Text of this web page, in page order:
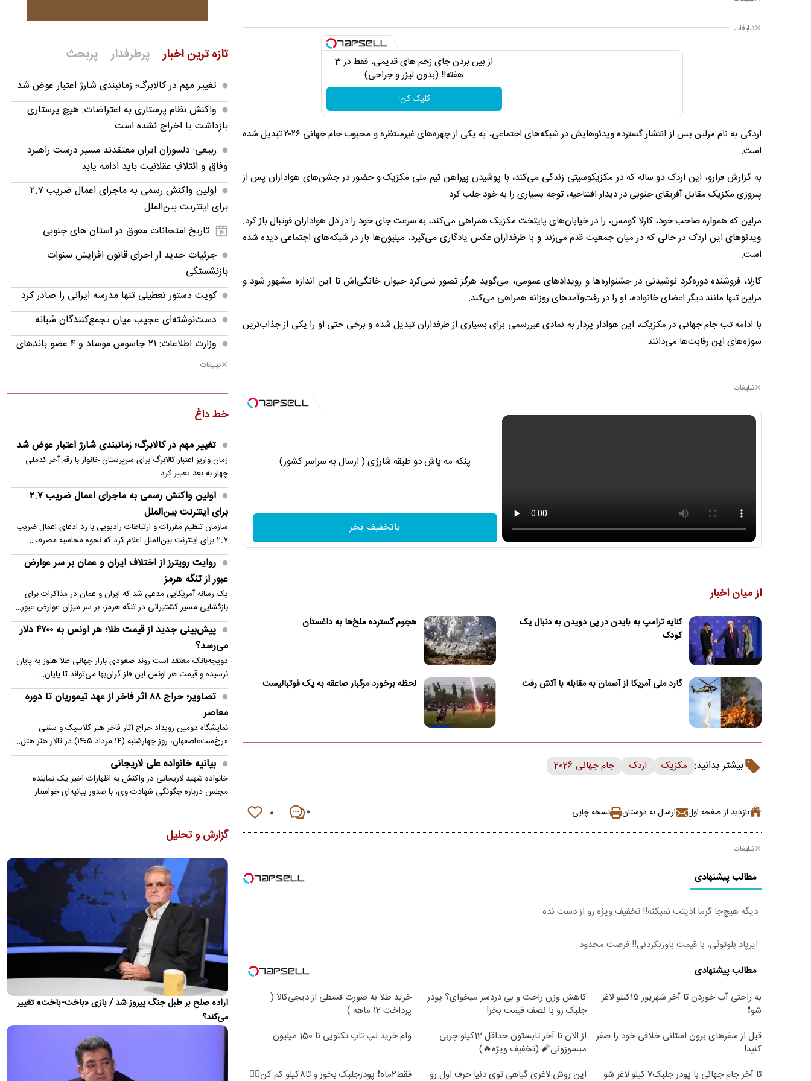
تبلیغات
از بین بردن جای زخم های قدیمی، فقط در 3
هفته!! (بدون لیزر و جراحی)
کلیک کن!
اردکی به نام مرلین پس از انتشار گسترده ویدئوهایش در شبکه‌های اجتماعی، به یکی از چهره‌های غیرمنتظره و محبوب جام جهانی ۲۰۲۶ تبدیل شده
است.
به گزارش فرارو، این اردک دو ساله که در مکزیکوسیتی زندگی می‌کند، با پوشیدن پیراهن تیم ملی مکزیک و حضور در جشن‌های هواداران پس از
پیروزی مکزیک مقابل آفریقای جنوبی در دیدار افتتاحیه، توجه بسیاری را به خود جلب کرد.
مرلین که همواره صاحب خود، کارلا گومس، را در خیابان‌های پایتخت مکزیک همراهی می‌کند، به سرعت جای خود را در دل هواداران فوتبال باز کرد.
ویدئوهای این اردک در حالی که در میان جمعیت قدم می‌زند و با طرفداران عکس یادگاری می‌گیرد، میلیون‌ها بار در شبکه‌های اجتماعی دیده شده
است.
کارلا، فروشنده دوره‌گرد نوشیدنی در جشنواره‌ها و رویدادهای عمومی، می‌گوید هرگز تصور نمی‌کرد حیوان خانگی‌اش تا این اندازه مشهور شود و
مرلین تنها مانند دیگر اعضای خانواده، او را در رفت‌وآمدهای روزانه همراهی می‌کند.
با ادامه تب جام جهانی در مکزیک، این هوادار پردار به نمادی غیررسمی برای بسیاری از طرفداران تبدیل شده و برخی حتی او را یکی از جذاب‌ترین
سوژه‌های این رقابت‌ها می‌دانند.
تبلیغات
پنکه مه پاش دو طبقه شارژی ( ارسال به سراسر کشور)
باتخفیف بخر
از میان اخبار
کنایه ترامپ به بایدن در پی دویدن به دنبال یک
کودک
هجوم گسترده ملخ‌ها به داغستان
گارد ملی آمریکا از آسمان به مقابله با آتش رفت لحظه برخورد مرگبار صاعقه به یک فوتبالیست
بیشتر بدانید: مکزیک اردک جام جهانی 2026
بازدید از صفحه اول ارسال به دوستان نسخه چاپی ۰ ۰
تبلیغات
مطالب پیشنهادی
دیگه هیچ‌جا گرما اذیتت نمیکنه!! تخفیف ویژه رو از دست نده
ایرپاد بلوتوثی، با قیمت باورنکردنی!! فرصت محدود
مطالب پیشنهادی
به راحتی آب خوردن تا آخر شهریور 15کیلو لاغر
شو❗
کاهش وزن راحت و بی دردسر میخوای؟ پودر
جلبک رو با نصف قیمت بخر!
خرید طلا به صورت قسطی از دیجی‌کالا (
پرداخت 12 ماهه )
قبل از سفرهای برون استانی خلافی خود را صفر
کنید!
از الان تا آخر تابستون حداقل 12کیلو چربی
میسوزونی🧨 (تخفیف ویژه🔥)
وام خرید لپ تاپ تکنوپی تا 150 میلیون
تا آخر جام جهانی با پودر جلبک7 کیلو لاغر شو
این روش لاغری گیاهی توی دنیا حرف اول رو
فقط2ماه❗ پودرجلبک بخور و تا8کیلو کم کن👌🏻
تازه ترین اخبار پرطرفدار پربحث
تغییر مهم در کالابرگ؛ زمانبندی‌ شارژ اعتبار عوض شد
واکنش نظام پرستاری به اعتراضات: هیچ پرستاری
بازداشت یا اخراج نشده است
ربیعی: دلسوزان ایران معتقدند مسیر درست راهبرد
وفاق و ائتلافِ عقلانیت باید ادامه یابد
اولین واکنش رسمی به ماجرای اعمال ضریب ۲.۷
برای اینترنت بین‌الملل
تاریخ امتحانات معوق در استان های جنوبی
جزئیات جدید از اجرای قانون افزایش سنوات
بازنشستگی
کویت دستور تعطیلی تنها مدرسه ایرانی را صادر کرد
دست‌نوشته‌ای عجیب میان تجمع‌کنندگان شبانه
وزارت اطلاعات: ۲۱ جاسوس موساد و ۴ عضو باندهای
شرارت در کرمان دستگیر شدند
روایت رویترز از اختلاف ایران و عمان بر سر عوارض
عبور از تنگه هرمز
ژاپن از شلیک موشک توسط کره‌شمالی خبر داد
محمد حقیقی درگذشت
انهدام یک هسته تروریستی در سیستان و بلوچستان
پیش‌بینی جدید از قیمت طلا؛ هر اونس به ۴۷۰۰ دلار
می‌رسد؟
تبلیغات
خط داغ
تغییر مهم در کالابرگ؛ زمانبندی‌ شارژ اعتبار عوض شد
زمان واریز اعتبار کالابرگ برای سرپرستان خانوار با رقم آخر کدملی
چهار به بعد تغییر کرد
اولین واکنش رسمی به ماجرای اعمال ضریب ۲.۷
برای اینترنت بین‌الملل
سازمان تنظیم مقررات و ارتباطات رادیویی با رد ادعای اعمال ضریب
۲.۷ برای اینترنت بین‌الملل اعلام کرد که نحوه محاسبه مصرف…
روایت رویترز از اختلاف ایران و عمان بر سر عوارض
عبور از تنگه هرمز
یک رسانه آمریکایی مدعی شد که ایران و عمان در مذاکرات برای
بازگشایی مسیر کشتیرانی در تنگه هرمز، بر سر میزان عوارض عبور…
پیش‌بینی جدید از قیمت طلا؛ هر اونس به ۴۷۰۰ دلار
می‌رسد؟
دویچه‌بانک معتقد است روند صعودی بازار جهانی طلا هنوز به پایان
نرسیده و قیمت هر اونس این فلز گران‌بها می‌تواند تا پایان…
تصاویر؛ حراج ۸۸ اثر فاخر از عهد تیموریان تا دوره
معاصر
نمایشگاه دومین رویداد حراج آثار فاخر هنر کلاسیک و سنتی
«رخ‌ست»اصفهان، روز چهارشنبه (۱۴ مرداد ۱۴۰۵) در تالار هنر هتل…
بیانیه خانواده علی لاریجانی
خانواده شهید لاریجانی در واکنش به اظهارات اخیر یک نماینده
مجلس درباره چگونگی شهادت وی، با صدور بیانیه‌ای خواستار
جزئیات توقیف اموال و وضعیت پرونده قضایی
تراستی‌ها
دادستان تهران گفت: تاکنون برای مدیران شرکت‌های تراستی ۵۹
پرونده تشکیل شده که در ۴۳ پرونده، قرار جلب دادرسی صادر شده
اس…
درخواست زیدآبادی برای برخورد قاطع با خرازی
زیدآبادی نوشت: «اگر قرار به پاسخگو کردن آقای خرازی در برابر
ادعاهایش باشد، این اقدام باید طبق موازین قانونی و رعایت…
آموزش سربازان کره شمالی توسط ارتش روسیه
تصاویری در شبکه‌های اجتماعی منتشر شده که گفته می‌شود مربوط
به آموزش نیروهای جدید ارتش کره شمالی توسط روس‌ها برای
حضور…
چین، نفت روسیه را جایگزین نفت عربستان کرد
شرکت سینوپک، بزرگ‌ترین پالایشگر نفت جهان، در پی کاهش عرضه
نفت از خاورمیانه، خرید نفت خام روسیه را برای تحویل در…
ادعای توافق تهران و مسقط برای بازگشایی تنگه هرمز؛
گزارش و تحلیل
اراده صلح بر طبل جنگ پیروز شد / بازی «باخت-باخت» تغییر
می‌کند؟